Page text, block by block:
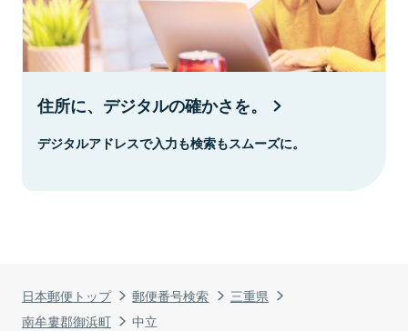
日本郵便トップ 郵便番号検索
三重県
南牟婁郡御浜町
中立
住所に、デジタルの確かさを。
デジタルアドレスで入力も検索もスムーズに。